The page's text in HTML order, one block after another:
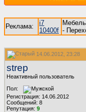
Реклама:
i7
10400f -
14.06.2012, 23:28
strep
Неактивный пользователь
Пол:
Регистрация: 14.06.2012
Сообщений: 8
Репутация: 9